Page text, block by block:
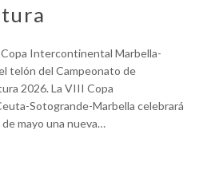
Intercontinental Marbella-
telón del Campeonato de
2026. La VIII Copa
Sotogrande-Marbella celebrará
mayo una nueva…